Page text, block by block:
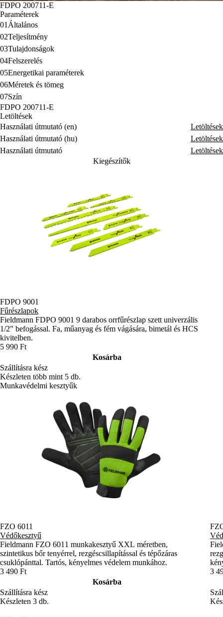
FDPO 200711-E
Paraméterek
01 Általános
02Teljesítmény
03Tulajdonságok
04Felszerelés
05Energetikai paraméterek
06Méretek és tömeg
07Szín
FDPO 200711-E
Letöltések
Használati útmutató (en)
Letöltések
Használati útmutató (hu)
Letöltések
Használati útmutató
Letöltések
Kiegészítők
FDPO 9001
Fűrészlapok
Fieldmann FDPO 9001 9 darabos orrfűrészlap szett univerzális
1/2” befogással. Fa, műanyag és fém vágására, bimetál és HCS
kivitelben.
5 990 Ft
Kosárba
Szállításra kész
Készleten több mint 5 db.
Munkavédelmi kesztyűk
FZO 6011
Védőkesztyű
Fieldmann FZO 6011 munkakesztyű XXL méretben,
szintetikus bőr tenyérrel, rezgéscsillapítással és tépőzáras
csuklópánttal. Tartós, kényelmes védelem munkához.
3 490 Ft
Kosárba
Szállításra kész
Készleten 3 db.
3